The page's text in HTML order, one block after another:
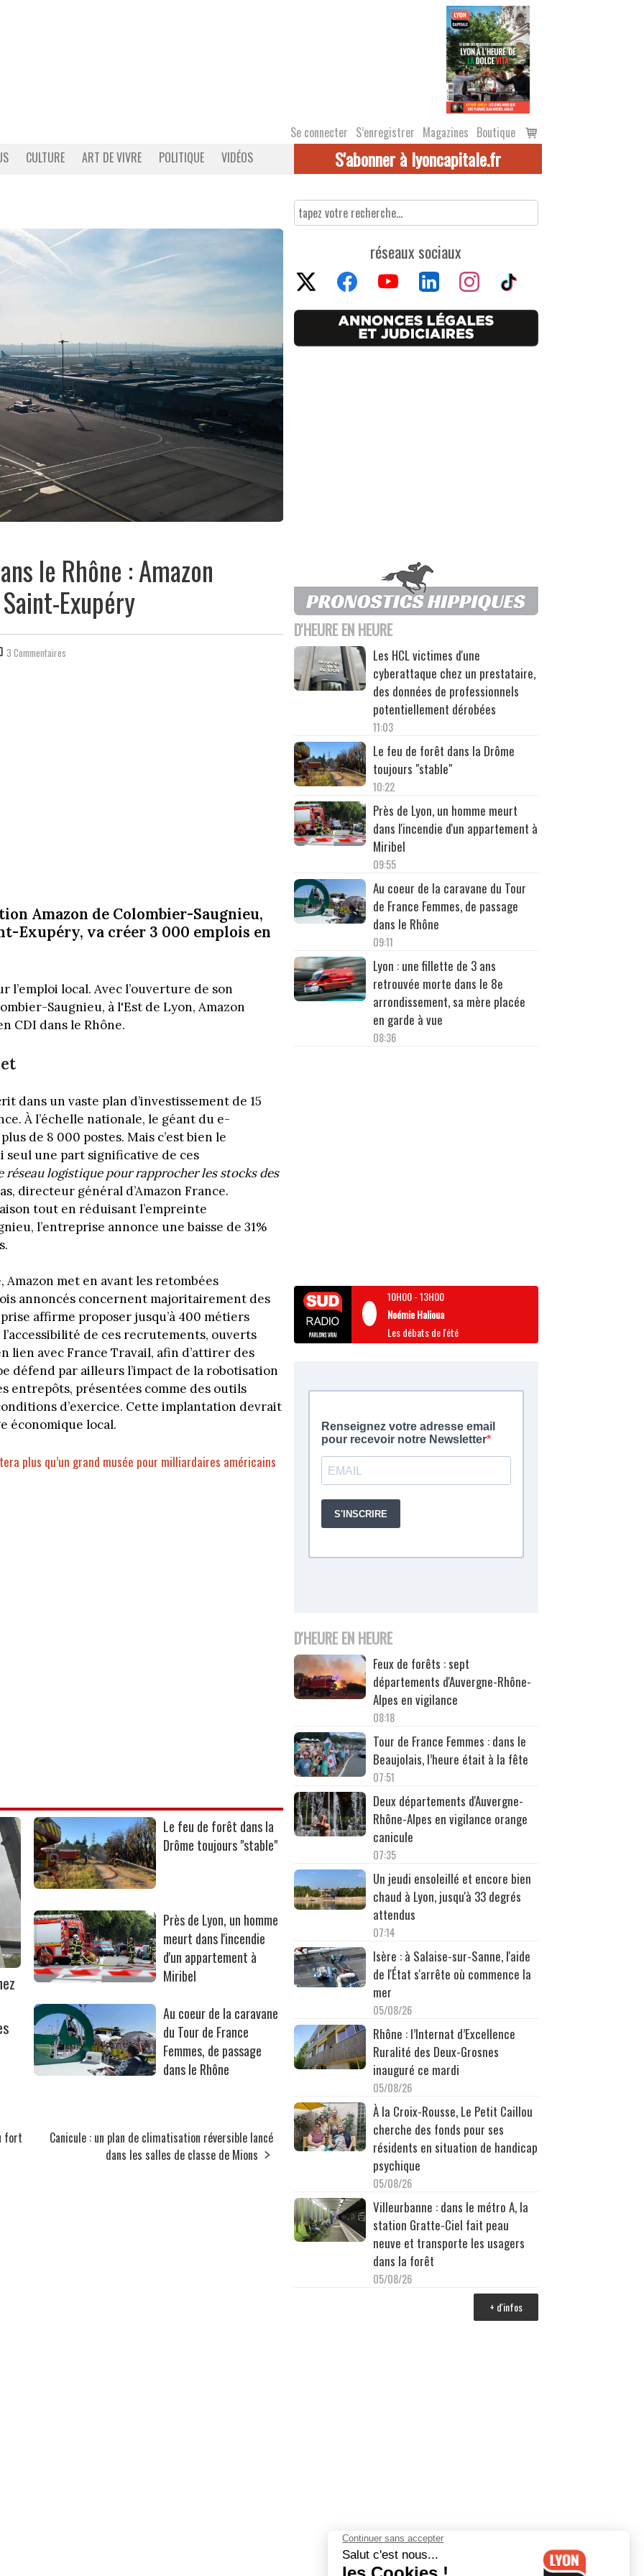
Se connecter S’enregistrer Magazines Boutique
Voir
le
CULTURE ART DE VIVRE POLITIQUE VIDÉOS S'abonner à lyoncapitale.fr
le Rhône : Amazon
Exupéry
3 Commentaires
Amazon de Colombier-Saugnieu,
Exupéry, va créer 3 000 emplois en
l’emploi local. Avec l’ouverture de son
Saugnieu, à l'Est de Lyon, Amazon
CDI dans le Rhône.
dans un vaste plan d’investissement de 15
À l’échelle nationale, le géant du e-
de 8 000 postes. Mais c’est bien le
une part significative de ces
logistique pour rapprocher les stocks des
directeur général d’Amazon France.
tout en réduisant l’empreinte
l’entreprise annonce une baisse de 31%
met en avant les retombées
annoncés concernent majoritairement des
affirme proposer jusqu’à 400 métiers
de ces recrutements, ouverts
lien avec France Travail, afin d’attirer des
défend par ailleurs l’impact de la robotisation
entrepôts, présentées comme des outils
d’exercice. Cette implantation devrait
économique local.
plus qu’un grand musée pour milliardaires américains
Le feu de forêt dans la
Drôme toujours "stable"
Près de Lyon, un homme
meurt dans l'incendie
d'un appartement à
Miribel
Au coeur de la caravane
du Tour de France
Femmes, de passage
dans le Rhône
fort
Canicule : un plan de climatisation réversible lancé
dans les salles de classe de Mions
réseaux sociaux
D'HEURE EN HEURE
Les HCL victimes d'une
cyberattaque chez un prestataire,
des données de professionnels
potentiellement dérobées
11:03
Le feu de forêt dans la Drôme
toujours "stable"
10:22
Près de Lyon, un homme meurt
dans l'incendie d'un appartement à
Miribel
09:55
Au coeur de la caravane du Tour
de France Femmes, de passage
dans le Rhône
09:11
Lyon : une fillette de 3 ans
retrouvée morte dans le 8e
arrondissement, sa mère placée
en garde à vue
08:36
10H00-13H00
Noémie Halioua
Les débats de l'été
D'HEURE EN HEURE
Feux de forêts : sept
départements d'Auvergne-Rhône-
Alpes en vigilance
08:18
Tour de France Femmes : dans le
Beaujolais, l’heure était à la fête
07:51
Deux départements d'Auvergne-
Rhône-Alpes en vigilance orange
canicule
07:35
Un jeudi ensoleillé et encore bien
chaud à Lyon, jusqu'à 33 degrés
attendus
07:14
Isère : à Salaise-sur-Sanne, l'aide
de l'État s'arrête où commence la
mer
05/08/26
Rhône : l’Internat d’Excellence
Ruralité des Deux-Grosnes
inauguré ce mardi
05/08/26
À la Croix-Rousse, Le Petit Caillou
cherche des fonds pour ses
résidents en situation de handicap
psychique
05/08/26
Villeurbanne : dans le métro A, la
station Gratte-Ciel fait peau
neuve et transporte les usagers
dans la forêt
05/08/26
+ d'infos